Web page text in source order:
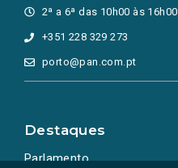
2ª a 6ª das 10h00 às 16h00
+351 228 329 273
porto@pan.com.pt
Destaques
Parlamento